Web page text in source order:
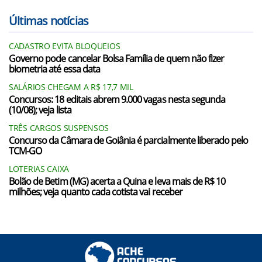
Últimas notícias
CADASTRO EVITA BLOQUEIOS
Governo pode cancelar Bolsa Família de quem não fizer
biometria até essa data
SALÁRIOS CHEGAM A R$ 17,7 MIL
Concursos: 18 editais abrem 9.000 vagas nesta segunda
(10/08); veja lista
TRÊS CARGOS SUSPENSOS
Concurso da Câmara de Goiânia é parcialmente liberado pelo
TCM-GO
LOTERIAS CAIXA
Bolão de Betim (MG) acerta a Quina e leva mais de R$ 10
milhões; veja quanto cada cotista vai receber